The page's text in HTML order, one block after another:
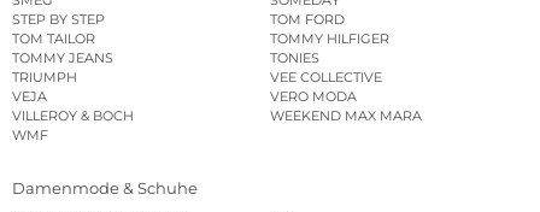
STEP BY STEP
TOM FORD
TOM TAILOR
TOMMY HILFIGER
TOMMY JEANS
TONIES
TRIUMPH
VEE COLLECTIVE
VEJA
VERO MODA
VILLEROY & BOCH
WEEKEND MAX MARA
WMF
Damenmode & Schuhe